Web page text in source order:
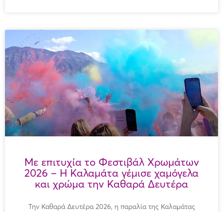
Με επιτυχία το Φεστιβάλ Χρωμάτων
2026 – Η Καλαμάτα γέμισε χαμόγελα
και χρώμα την Καθαρά Δευτέρα
Την Καθαρά Δευτέρα 2026, η παραλία της Καλαμάτας